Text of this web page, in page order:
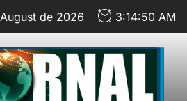
de 2026 3:14:52 AM